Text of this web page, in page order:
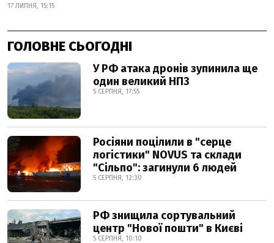
17 ЛИПНЯ, 15:15
ГОЛОВНЕ СЬОГОДНІ
У РФ атака дронів зупинила ще
один великий НПЗ
5 СЕРПНЯ, 17:55
Росіяни поцілили в "серце
логістики" NOVUS та склади
"Сільпо": загинули 6 людей
5 СЕРПНЯ, 12:30
РФ знищила сортувальний
центр "Нової пошти" в Києві
5 СЕРПНЯ, 10:10